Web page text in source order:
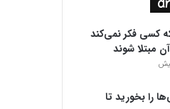
کسی فکر نمی‌کند
مبتلا شوند
را بخورید تا